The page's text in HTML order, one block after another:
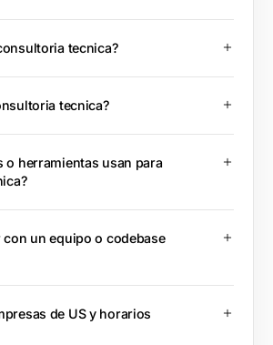
tecnica?
tecnica?
o herramientas usan para
con un equipo o codebase
de US y horarios